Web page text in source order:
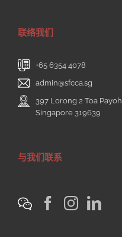
联络我们
+65 6354 4078
admin@sfcca.sg
397 Lorong 2 Toa Payoh
Singapore 319639
与我们联系